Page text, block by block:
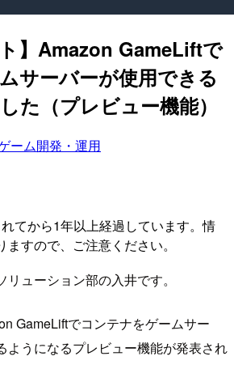
ト】Amazon GameLiftで
サーバーが使用できる
た（プレビュー機能）
ーム開発・運用
てから1年以上経過しています。情
すので、ご注意ください。
ューション部の入井です。
GameLiftでコンテナをゲームサー
ようになるプレビュー機能が発表され